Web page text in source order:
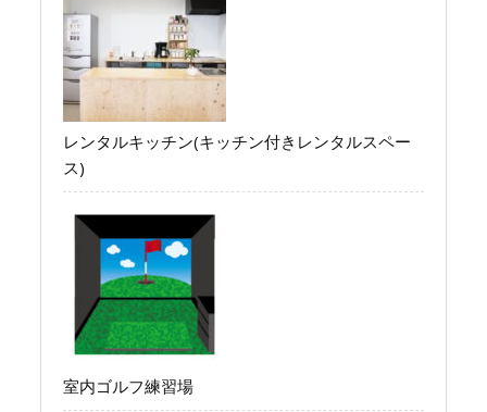
レンタルキッチン(キッチン付きレンタルスペー
ス)
室内ゴルフ練習場